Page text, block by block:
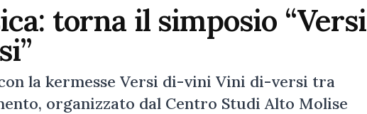
torna il simposio “Versi
la kermesse Versi di-vini Vini di-versi tra
organizzato dal Centro Studi Alto Molise